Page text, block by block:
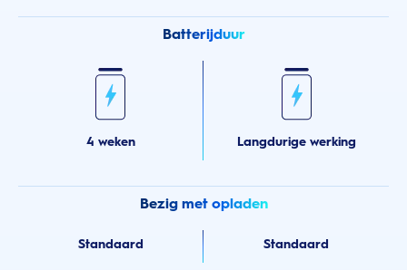
Batterijduur
4 weken Langdurige werking
Bezig met opladen
Standaard Standaard